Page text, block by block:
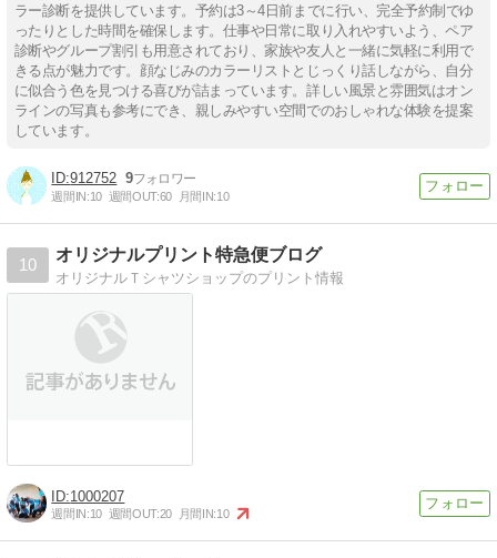
ラー診断を提供しています。予約は3～4日前までに行い、完全予約制でゆ
ったりとした時間を確保します。仕事や日常に取り入れやすいよう、ペア
診断やグループ割引も用意されており、家族や友人と一緒に気軽に利用で
きる点が魅力です。顔なじみのカラーリストとじっくり話しながら、自分
に似合う色を見つける喜びが詰まっています。詳しい風景と雰囲気はオン
ラインの写真も参考にでき、親しみやすい空間でのおしゃれな体験を提案
しています。
912752 9
週間IN:10 週間OUT:60 月間IN:10
10
オリジナルプリント特急便ブログ
オリジナルＴシャツショップのプリント情報
1000207
週間IN:10 週間OUT:20 月間IN:10